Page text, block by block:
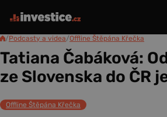
/Podcasty a videa/Offline Štěpána Křečka
Tatiana Čabáková:
ze Slovenska do ČR
Offline Štěpána Křečka